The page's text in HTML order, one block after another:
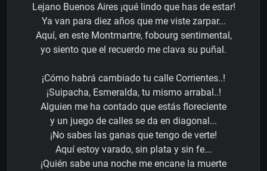
Lejano Buenos Aires ¡qué lindo que has de estar!
Ya van para diez años que me viste zarpar...
Aquí, en este Montmartre, fobourg sentimental,
yo siento que el recuerdo me clava su puñal.
¡Cómo habrá cambiado tu calle Corrientes..!
¡Suipacha, Esmeralda, tu mismo arrabal..!
Alguien me ha contado que estás floreciente
y un juego de calles se da en diagonal...
¡No sabes las ganas que tengo de verte!
Aquí estoy varado, sin plata y sin fe...
¡Quién sabe una noche me encane la muerte